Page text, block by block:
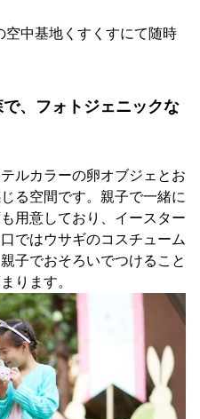
中基地くすくすにて随時
、フォトジェニックな
ルカラーの卵オブジェとお
る空間です。親子で一緒に
用意しており、イースター
ではウサギのコスチューム
子でおそろいでつけること
ります。